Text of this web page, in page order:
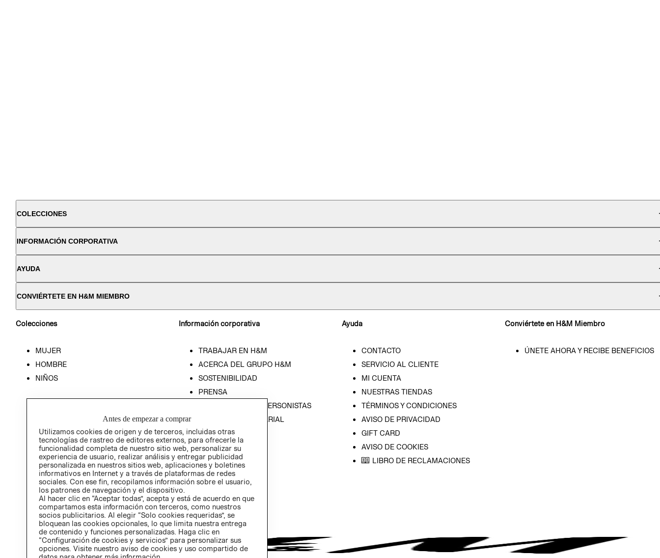
COLECCIONES
INFORMACIÓN CORPORATIVA
AYUDA
CONVIÉRTETE EN H&M MIEMBRO
Colecciones
MUJER
HOMBRE
NIÑOS
Información corporativa
TRABAJAR EN H&M
ACERCA DEL GRUPO H&M
SOSTENIBILIDAD
PRENSA
RELACIÓN CON INVERSONISTAS
POLÍTICA EMPRESARIAL
Ayuda
CONTACTO
SERVICIO AL CLIENTE
MI CUENTA
NUESTRAS TIENDAS
TÉRMINOS Y CONDICIONES
AVISO DE PRIVACIDAD
GIFT CARD
AVISO DE COOKIES
LIBRO DE RECLAMACIONES
Conviértete en H&M Miembro
ÚNETE AHORA Y RECIBE BENEFICIOS
Antes de empezar a comprar
Utilizamos cookies de origen y de terceros, incluidas otras
tecnologías de rastreo de editores externos, para ofrecerle la
funcionalidad completa de nuestro sitio web, personalizar su
experiencia de usuario, realizar análisis y entregar publicidad
personalizada en nuestros sitios web, aplicaciones y boletines
informativos en Internet y a través de plataformas de redes
sociales. Con ese fin, recopilamos información sobre el usuario,
los patrones de navegación y el dispositivo.
Al hacer clic en “Aceptar todas”, acepta y está de acuerdo en que
compartamos esta información con terceros, como nuestros
socios publicitarios. Al elegir “Solo cookies requeridas”, se
bloquean las cookies opcionales, lo que limita nuestra entrega
de contenido y funciones personalizadas. Haga clic en
“Configuración de cookies y servicios” para personalizar sus
opciones. Visite nuestro aviso de cookies y uso compartido de